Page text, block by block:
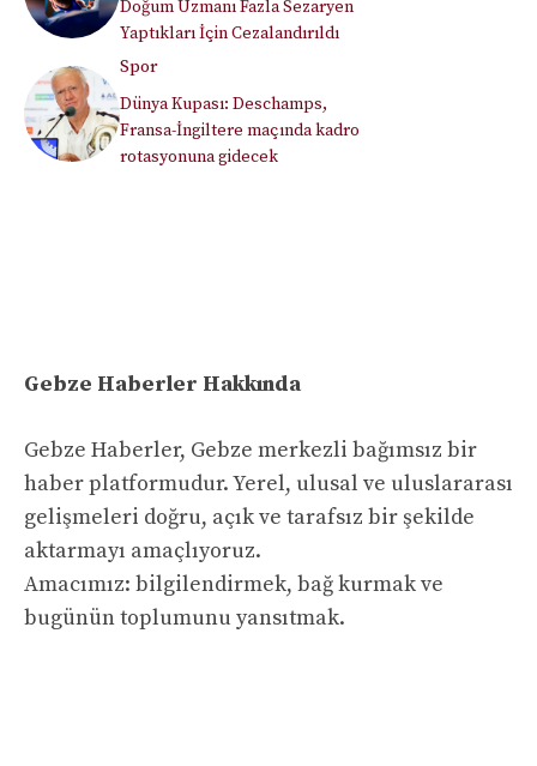
Doğum Uzmanı Fazla Sezaryen
Yaptıkları İçin Cezalandırıldı
Spor
Dünya Kupası: Deschamps,
Fransa-İngiltere maçında kadro
rotasyonuna gidecek
Gebze Haberler Hakkında
Gebze Haberler, Gebze merkezli bağımsız bir
haber platformudur. Yerel, ulusal ve uluslararası
gelişmeleri doğru, açık ve tarafsız bir şekilde
aktarmayı amaçlıyoruz.
Amacımız: bilgilendirmek, bağ kurmak ve
bugünün toplumunu yansıtmak.